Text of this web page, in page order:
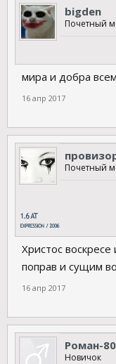
bigden
Почетный
мира и добра
16 апр 2017
Почетный
Христос
поправ и сущим
16 апр 2017
Роман-80
Новичок